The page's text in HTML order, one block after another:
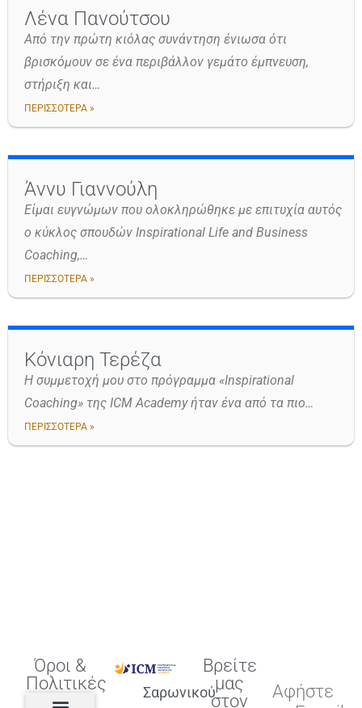
Λένα Πανούτσου
Από την πρώτη κιόλας συνάντηση ένιωσα ότι
βρισκόμουν σε ένα περιβάλλον γεμάτο έμπνευση,
στήριξη και…
ΠΕΡΙΣΣΟΤΕΡΑ »
Άννυ Γιαννούλη
Είμαι ευγνώμων που ολοκληρώθηκε με επιτυχία αυτός
ο κύκλος σπουδών Inspirational Life and Business
Coaching,…
ΠΕΡΙΣΣΟΤΕΡΑ »
Κόνιαρη Τερέζα
Η συμμετοχή μου στο πρόγραμμα «Inspirational
Coaching» της ICM Academy ήταν ένα από τα πιο…
ΠΕΡΙΣΣΟΤΕΡΑ »
Όροι &
Πολιτικές
Σαρωνικού
Βρείτε
μας
στον
Αφήστε